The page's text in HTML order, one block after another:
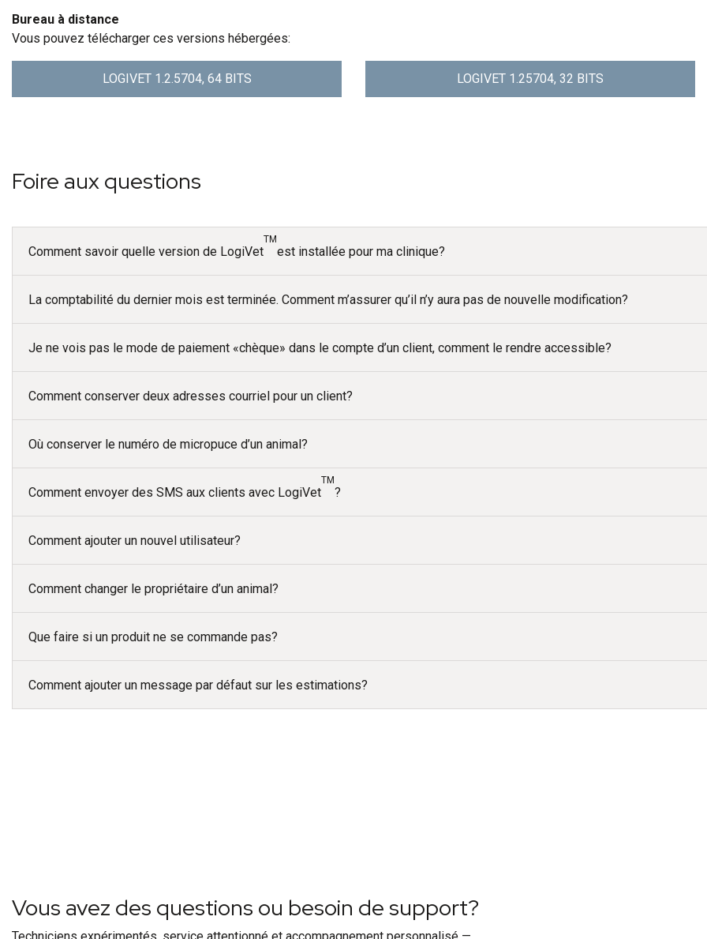
Bureau à distance
Vous pouvez télécharger ces versions hébergées:
LOGIVET 1.2.5704, 64 BITS LOGIVET 1.25704, 32 BITS
Foire aux questions
Comment savoir quelle version de LogiVet
TM
est installée pour ma clinique?
La comptabilité du dernier mois est terminée. Comment m’assurer qu’il n’y aura pas de nouvelle modification?
Je ne vois pas le mode de paiement «chèque» dans le compte d’un client, comment le rendre accessible?
Comment conserver deux adresses courriel pour un client?
Où conserver le numéro de micropuce d’un animal?
Comment envoyer des SMS aux clients avec LogiVet
TM
?
Comment ajouter un nouvel utilisateur?
Comment changer le propriétaire d’un animal?
Que faire si un produit ne se commande pas?
Comment ajouter un message par défaut sur les estimations?
Vous avez des questions ou besoin de support?